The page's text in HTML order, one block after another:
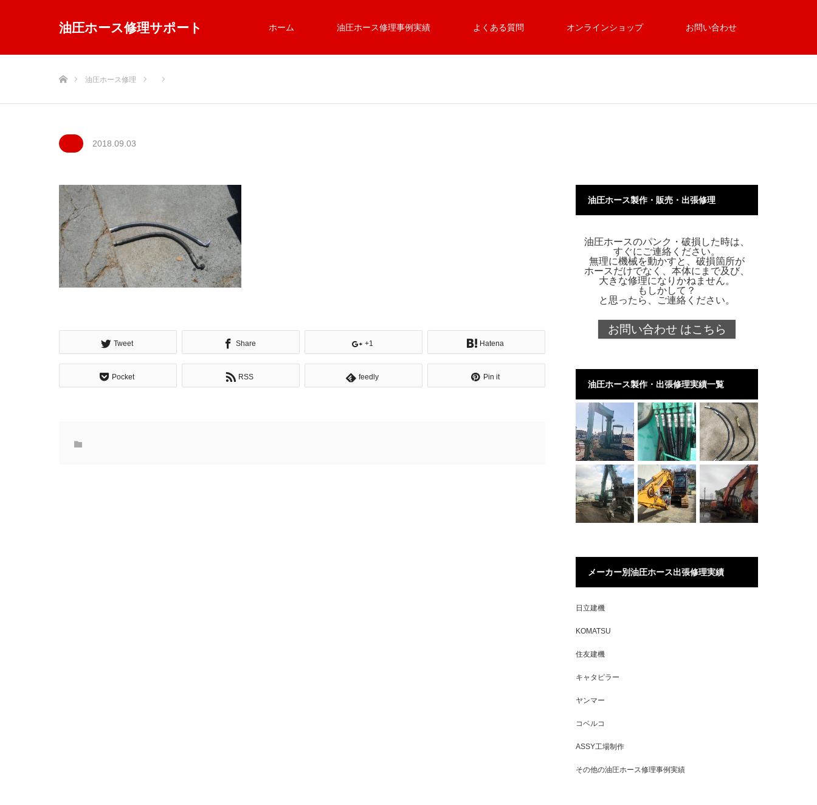
油圧ホース修理サポート ホーム 油圧ホース修理事例実績 よくある質問 オンラインショップ お問い合わせ
油圧ホース修理
2018.09.03
Tweet Share +1 Hatena
Pocket RSS feedly Pin it
油圧ホース製作・販売・出張修理
油圧ホースのパンク・破損した時は、
すぐにご連絡ください。
無理に機械を動かすと、破損箇所が
ホースだけでなく、本体にまで及び、
大きな修理になりかねません。
もしかして？
と思ったら、ご連絡ください。
お問い合わせ はこちら
油圧ホース製作・出張修理実績一覧
メーカー別油圧ホース出張修理実績
日立建機
KOMATSU
住友建機
キャタピラー
ヤンマー
コベルコ
ASSY工場制作
その他の油圧ホース修理事例実績